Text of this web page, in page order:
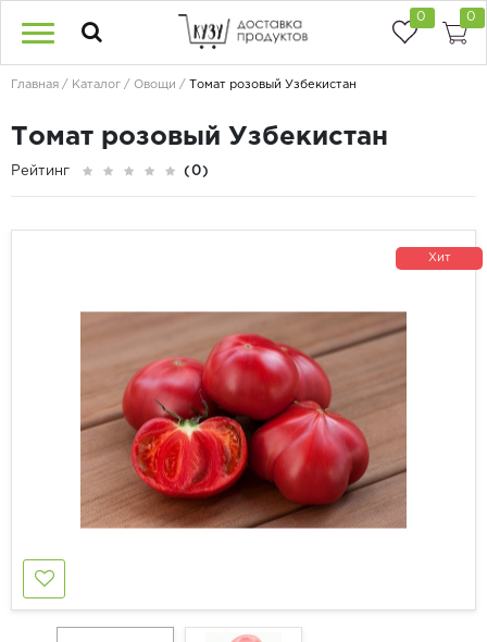
0 0
Главная Каталог Овощи Томат розовый Узбекистан
Томат розовый Узбекистан
Рейтинг (0)
Хит